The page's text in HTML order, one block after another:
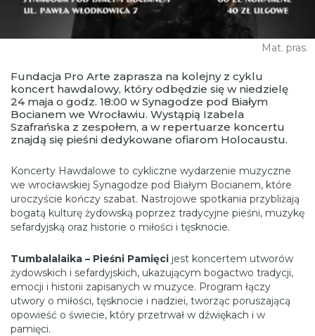
Mat. pras.
Fundacja Pro Arte zaprasza na kolejny z cyklu
koncert hawdalowy, który odbędzie się w niedzielę
24 maja o godz. 18:00 w Synagodze pod Białym
Bocianem we Wrocławiu. Wystąpią Izabela
Szafrańska z zespołem, a w repertuarze koncertu
znajdą się pieśni dedykowane ofiarom Holocaustu.
Koncerty Hawdalowe to cykliczne wydarzenie muzyczne
we wrocławskiej Synagodze pod Białym Bocianem, które
uroczyście kończy szabat. Nastrojowe spotkania przybliżają
bogatą kulturę żydowską poprzez tradycyjne pieśni, muzykę
sefardyjską oraz historie o miłości i tęsknocie.
Tumbalalaika – Pieśni Pamięci jest koncertem utworów
żydowskich i sefardyjskich, ukazującym bogactwo tradycji,
emocji i historii zapisanych w muzyce. Program łączy
utwory o miłości, tęsknocie i nadziei, tworząc poruszającą
opowieść o świecie, który przetrwał w dźwiękach i w
pamięci.